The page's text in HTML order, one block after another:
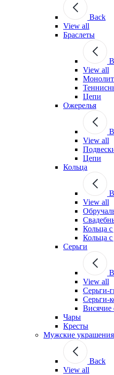
Back
View all
Браслеты
View all
Цепи
Ожерелья
View all
Цепи
Кольца
View all
Кольца
Кольца
Серьги
View all
Серьги-
Серьги-
Висячие
Чары
Кресты
Мужские украшения
Back
View all